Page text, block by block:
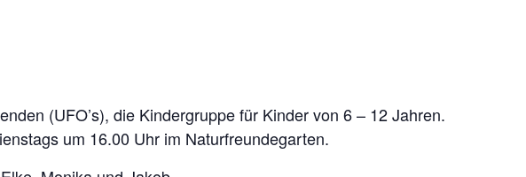
(UFO’s), die Kindergruppe für Kinder von 6 – 12 Jahren.
um 16.00 Uhr im Naturfreundegarten.